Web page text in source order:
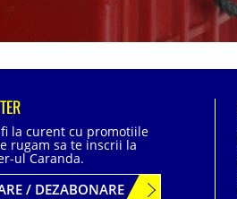
la curent cu promotiile
rugam sa te inscrii la
ul Caranda.
/ DEZABONARE